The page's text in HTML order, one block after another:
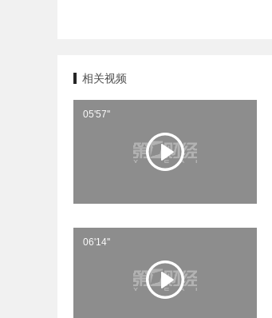
相关视频
05'57''
06'14''